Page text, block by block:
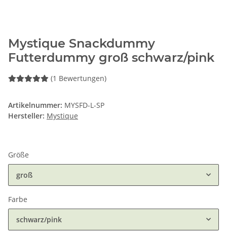
Mystique Snackdummy
Futterdummy groß schwarz/pink
(1 Bewertungen)
Artikelnummer: MYSFD-L-SP
Hersteller: Mystique
Größe
groß
Farbe
schwarz/pink